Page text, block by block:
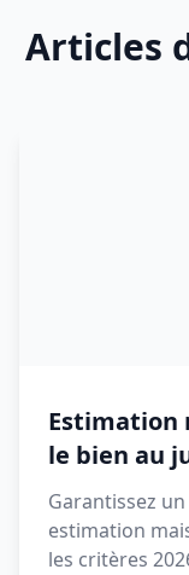
Articles
Estimation
le bien au
Garantissez
estimation
les critères